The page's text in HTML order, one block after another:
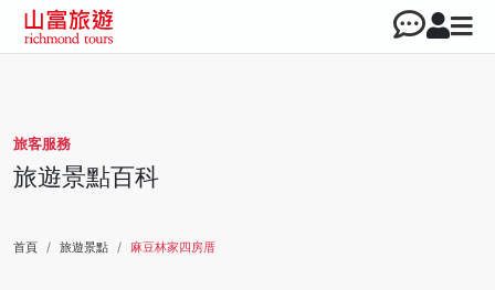
旅客服務
旅遊景點百科
首頁 旅遊景點 麻豆林家四房厝